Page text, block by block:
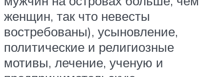
женщин, так что невесты
востребованы), усыновление,
политические и религиозные
мотивы, лечение, ученую и